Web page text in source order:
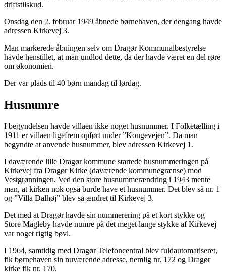
driftstilskud.
Onsdag den 2. februar 1949 åbnede børnehaven, der dengang havde
adressen Kirkevej 3.
Man markerede åbningen selv om Dragør Kommunalbestyrelse
havde henstillet, at man undlod dette, da der havde været en del røre
om økonomien.
Der var plads til 40 børn mandag til lørdag.
Husnumre
I begyndelsen havde villaen ikke noget husnummer. I Folketælling i
1911 er villaen ligefrem opført under ”Kongevejen”. Da man
begyndte at anvende husnummer, blev adressen Kirkevej 1.
I daværende lille Dragør kommune startede husnummeringen på
Kirkevej fra Dragør Kirke (daværende kommunegrænse) mod
Vestgrønningen. Ved den store husnummerændring i 1943 mente
man, at kirken nok også burde have et husnummer. Det blev så nr. 1
og ”Villa Dalhøj” blev så ændret til Kirkevej 3.
Det med at Dragør havde sin nummerering på et kort stykke og
Store Magleby havde numre på det meget lange stykke af Kirkevej
var noget rigtig bøvl.
I 1964, samtidig med Dragør Telefoncentral blev fuldautomatiseret,
fik børnehaven sin nuværende adresse, nemlig nr. 172 og Dragør
kirke fik nr. 170.